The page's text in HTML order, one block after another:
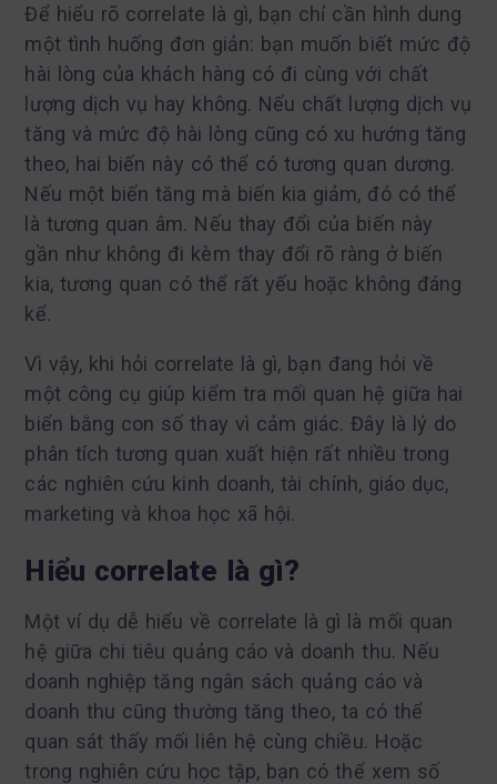
Để hiểu rõ correlate là gì, bạn chỉ cần hình dung
một tình huống đơn giản: bạn muốn biết mức độ
hài lòng của khách hàng có đi cùng với chất
lượng dịch vụ hay không. Nếu chất lượng dịch vụ
tăng và mức độ hài lòng cũng có xu hướng tăng
theo, hai biến này có thể có tương quan dương.
Nếu một biến tăng mà biến kia giảm, đó có thể
là tương quan âm. Nếu thay đổi của biến này
gần như không đi kèm thay đổi rõ ràng ở biến
kia, tương quan có thể rất yếu hoặc không đáng
kể.
Vì vậy, khi hỏi correlate là gì, bạn đang hỏi về
một công cụ giúp kiểm tra mối quan hệ giữa hai
biến bằng con số thay vì cảm giác. Đây là lý do
phân tích tương quan xuất hiện rất nhiều trong
các nghiên cứu kinh doanh, tài chính, giáo dục,
marketing và khoa học xã hội.
Hiểu correlate là gì?
Một ví dụ dễ hiểu về correlate là gì là mối quan
hệ giữa chi tiêu quảng cáo và doanh thu. Nếu
doanh nghiệp tăng ngân sách quảng cáo và
doanh thu cũng thường tăng theo, ta có thể
quan sát thấy mối liên hệ cùng chiều. Hoặc
trong nghiên cứu học tập, bạn có thể xem số